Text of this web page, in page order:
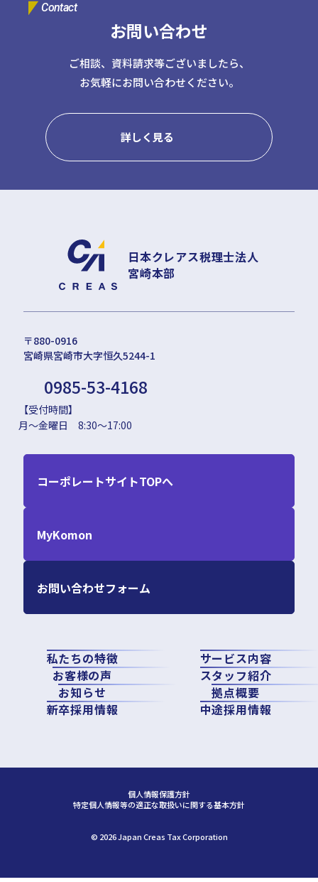
Contact
お問い合わせ
ご相談、資料請求等ございましたら、
お気軽にお問い合わせください。
詳しく見る
日本クレアス税理士法人
宮崎本部
〒880-0916
宮崎県宮崎市大字恒久5244-1
0985-53-4168
【受付時間】
月～金曜日 8:30～17:00
私たちの特徴
サービス内容
お客様の声
スタッフ紹介
お知らせ
拠点概要
新卒採用情報
中途採用情報
コーポレートサイトTOPへ
MyKomon
お問い合わせフォーム
個人情報保護方針
特定個人情報等の適正な取扱いに関する基本方針
©︎ 2026 Japan Creas Tax Corporation